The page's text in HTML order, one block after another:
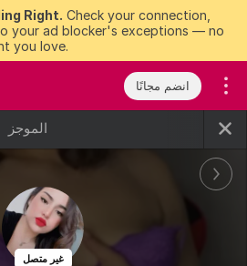
Right. Check your connection,
your ad blocker's exceptions — no
you love.
انضم مجانًا
الموجز
غير متصل